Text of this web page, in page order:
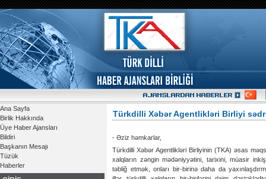
Ana Sayfa
Birlik Hakkında
Üye Haber Ajansları
Bildiri
Başkanın Mesajı
Tüzük
Haberler
Türkdilli Xəbər Agentlikləri Birliyi
- Əziz həmkarlar,
Türkdilli Xəbər Agentlikləri Birliyinin (TKA) əsas
xalqların zəngin mədəniyyətini, tarixini, müasir
təbliğ etmək, onları bir-birinə daha da